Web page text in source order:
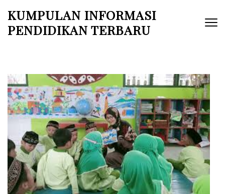
content
KUMPULAN INFORMASI
PENDIDIKAN TERBARU